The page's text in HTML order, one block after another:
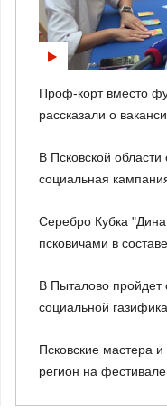
Проф-корт вместо
рассказали о
В Псковской области
социальная
Серебро Кубка
псковичами в
В Пыталово пройдет
социальной
Псковские мастера
регион на фестивале